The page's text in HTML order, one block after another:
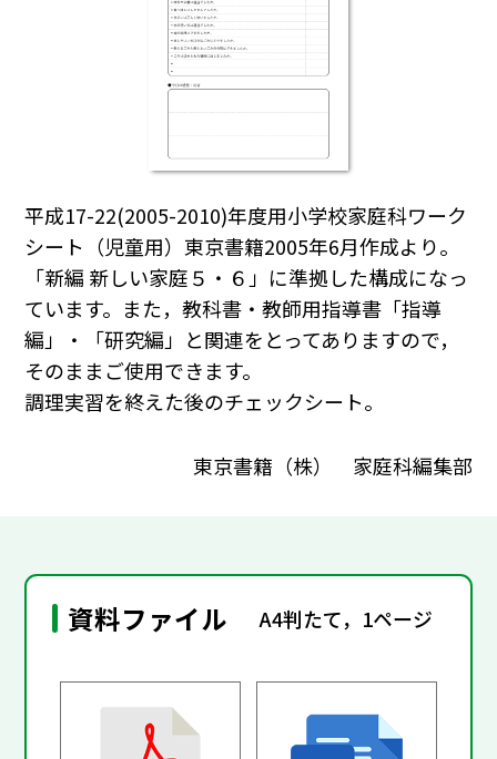
平成17-22(2005-2010)年度用小学校家庭科ワーク
シート（児童用）東京書籍2005年6月作成より。
「新編 新しい家庭５・６」に準拠した構成になっ
ています。また，教科書・教師用指導書「指導
編」・「研究編」と関連をとってありますので，
そのままご使用できます。
調理実習を終えた後のチェックシート。
東京書籍（株） 家庭科編集部
資料ファイル A4判たて，1ページ